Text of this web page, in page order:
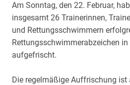
Am Sonntag, den 22. Februar,
insgesamt 26 Trainerinnen,
und Rettungsschwimmern
Rettungsschwimmerabzeichen
aufgefrischt.
Die regelmäßige Auffrischung ist